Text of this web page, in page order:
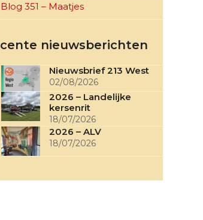
Blog 351 – Maatjes
nieuwsberichten
Nieuwsbrief 213 West
02/08/2026
2026 – Landelijke
kersenrit
18/07/2026
2026 – ALV
18/07/2026